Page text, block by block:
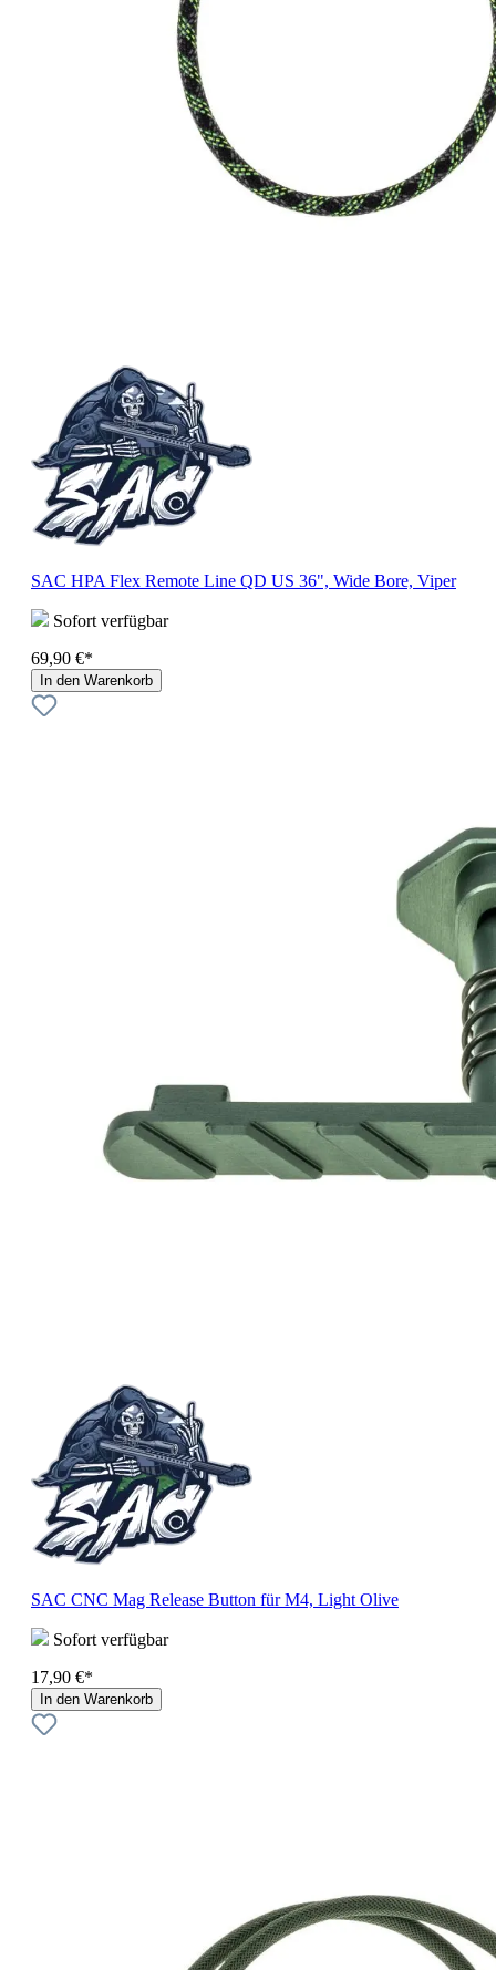
SAC HPA Flex Remote Line QD US 36", Wide Bore, Viper
Sofort verfügbar
69,90 €*
In den Warenkorb
SAC CNC Mag Release Button für M4, Light Olive
Sofort verfügbar
17,90 €*
In den Warenkorb